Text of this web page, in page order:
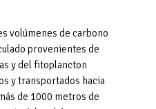
volúmenes de carbono
provenientes de
y del fitoplancton
y transportados hacia
de 1000 metros de